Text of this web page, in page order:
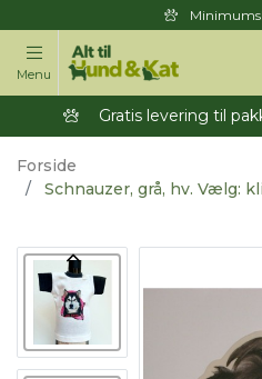
Menu
Gratis levering til
Forside
Schnauzer, grå, hv. Vælg: